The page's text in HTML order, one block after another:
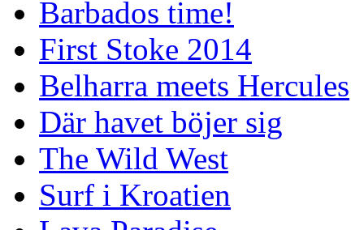
Barbados time!
First Stoke 2014
Belharra meets Hercules
Där havet böjer sig
The Wild West
Surf i Kroatien